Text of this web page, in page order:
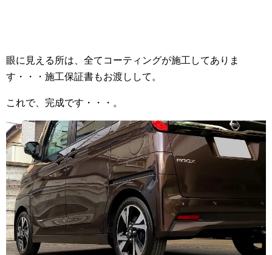
眼に見える所は、全てコーティングが施工してありま
す・・・施工保証書もお渡しして。
これで、完成です・・・。